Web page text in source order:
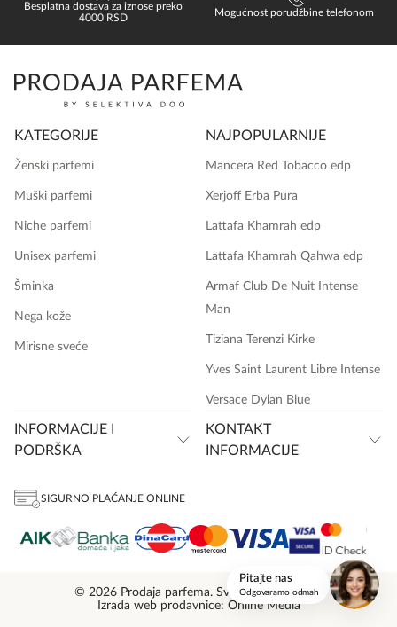
Besplatna dostava za iznose preko
4000 RSD
Mogućnost porudžbine telefonom
KATEGORIJE
Ženski parfemi
Muški parfemi
Niche parfemi
Unisex parfemi
Šminka
Nega kože
Mirisne sveće
NAJPOPULARNIJE
Mancera Red Tobacco edp
Xerjoff Erba Pura
Lattafa Khamrah edp
Lattafa Khamrah Qahwa edp
Armaf Club De Nuit Intense
Man
Tiziana Terenzi Kirke
Yves Saint Laurent Libre Intense
Versace Dylan Blue
INFORMACIJE I
PODRŠKA
KONTAKT
INFORMACIJE
SIGURNO PLAĆANJE ONLINE
© 2026 Prodaja parfema. Sva prava zadržana.
Izrada web prodavnice: Online Media
Pitajte nas
Odgovaramo odmah
onlinemedia.rs